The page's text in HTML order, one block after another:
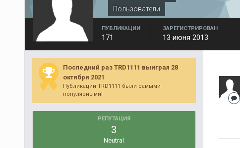
Пользователи
ПУБЛИКАЦИИ
171
ЗАРЕГИСТРИРОВАН
13 июня 2013
Последний раз TRD1111 выиграл 28
октября 2021
Публикации TRD1111 были самыми
популярными!
РЕПУТАЦИЯ
3
Neutral